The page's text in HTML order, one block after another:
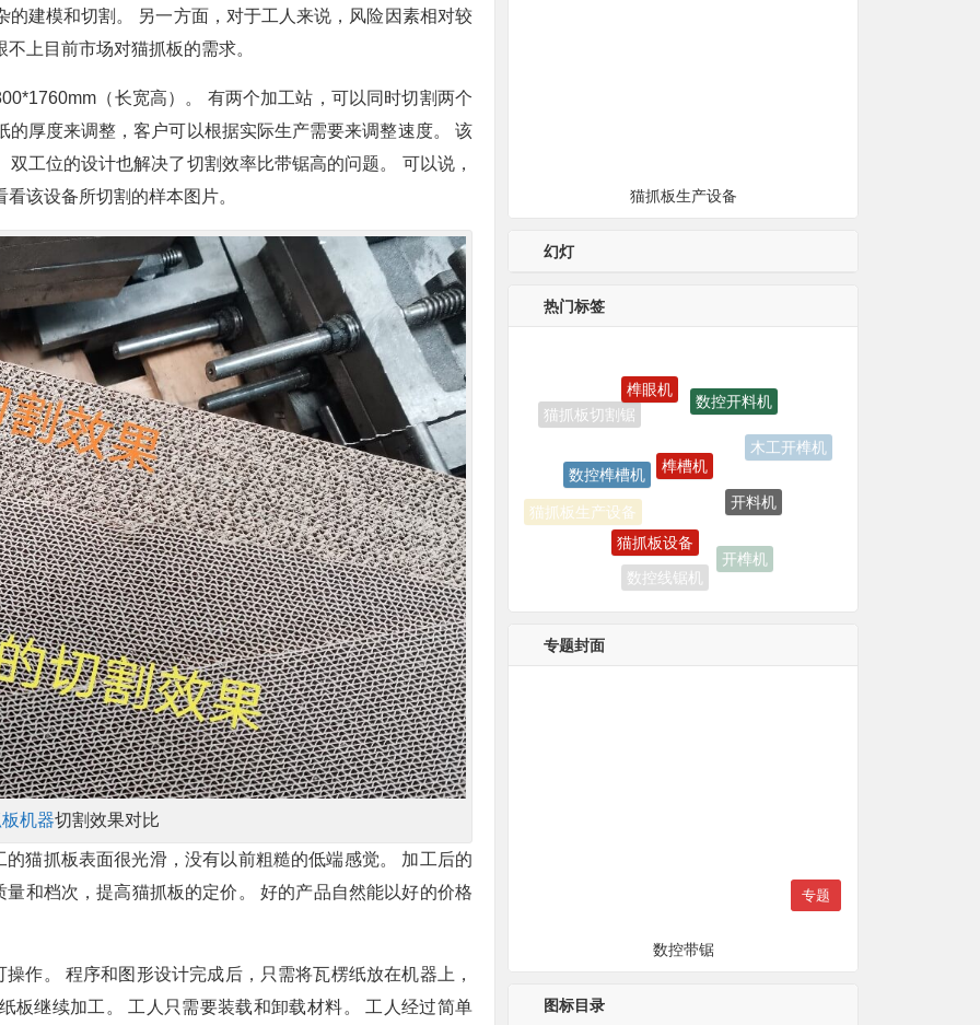
建模和切割。 另一方面，对于工人来说，风险因素相对较
上目前市场对猫抓板的需求。
（长宽高）。 有两个加工站，可以同时切割两个
厚度来调整，客户可以根据实际生产需要来调整速度。 该
工位的设计也解决了切割效率比带锯高的问题。 可以说，
该设备所切割的样本图片。
机器切割效果对比
猫抓板表面很光滑，没有以前粗糙的低端感觉。 加工后的
和档次，提高猫抓板的定价。 好的产品自然能以好的价格
作。 程序和图形设计完成后，只需将瓦楞纸放在机器上，
板继续加工。 工人只需要装载和卸载材料。 工人经过简单
猫抓板生产设备
幻灯
热门标签
木工开榫机
双端开榫机
猫抓板生产设备
数控榫槽机
榫槽机
开料机
数控线锯机
猫抓板设备
专题封面
专题
数控带锯
图标目录